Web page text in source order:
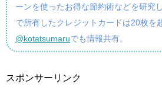
ーンを使ったお得な節約術などを研究
で所有したクレジットカードは20枚を
@kotatsumaruでも情報共有。
スポンサーリンク